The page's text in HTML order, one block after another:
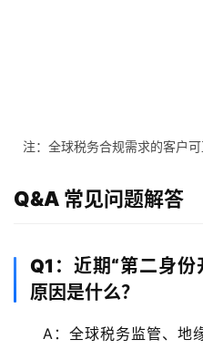
开
支
付
方
注：全球税务合规需求的客户
Q&A 常见问题解答
Q1：近期“第二身
原因是什么？
A：全球税务监管、地